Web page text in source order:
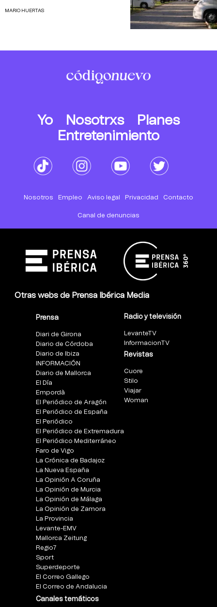
MARIO HUERTAS
Yo Nosotrxs
Planes
Entretenimiento
Nosotros Empleo Aviso legal Privacidad Contacto
Canal de denuncias
Otras webs de Prensa Ibérica Media
Prensa
Diari de Girona
Diario de Córdoba
Diario de Ibiza
INFORMACIÓN
Diario de Mallorca
El Día
Empordà
El Periódico de Aragón
El Periódico de España
El Periódico
El Periódico de Extremadura
El Periódico Mediterráneo
Faro de Vigo
La Crónica de Badajoz
La Nueva España
La Opinión A Coruña
La Opinión de Murcia
La Opinión de Málaga
La Opinión de Zamora
La Provincia
Levante-EMV
Mallorca Zeitung
Regio7
Sport
Superdeporte
El Correo Gallego
El Correo de Andalucia
Canales temáticos
Radio y televisión
LevanteTV
InformacionTV
Revistas
Cuore
Stilo
Viajar
Woman